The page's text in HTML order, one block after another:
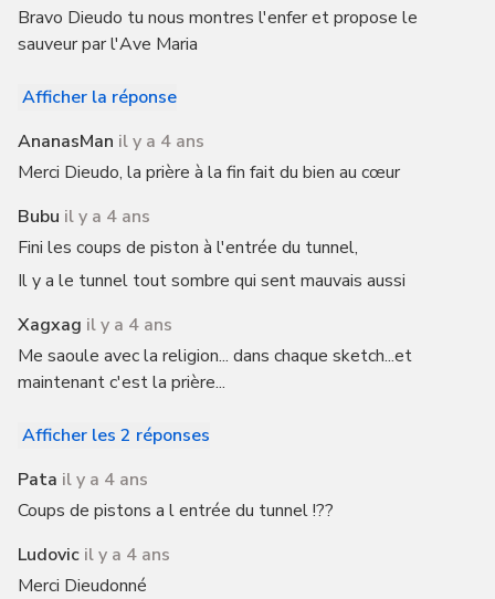
Bravo Dieudo tu nous montres l'enfer et propose le
sauveur par l'Ave Maria
Afficher la réponse
AnanasMan il y a 4 ans
Merci Dieudo, la prière à la fin fait du bien au cœur
Bubu il y a 4 ans
Fini les coups de piston à l'entrée du tunnel,
Il y a le tunnel tout sombre qui sent mauvais aussi
Xagxag il y a 4 ans
Me saoule avec la religion... dans chaque sketch...et
maintenant c'est la prière...
Afficher les 2 réponses
Pata il y a 4 ans
Coups de pistons a l entrée du tunnel !??
Ludovic il y a 4 ans
Merci Dieudonné